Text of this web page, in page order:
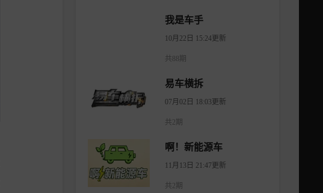
我是车手
10月22日 15:24更新
共88期
易车横拆
07月02日 18:03更新
共2期
啊！新能源车
11月13日 21:47更新
共2期